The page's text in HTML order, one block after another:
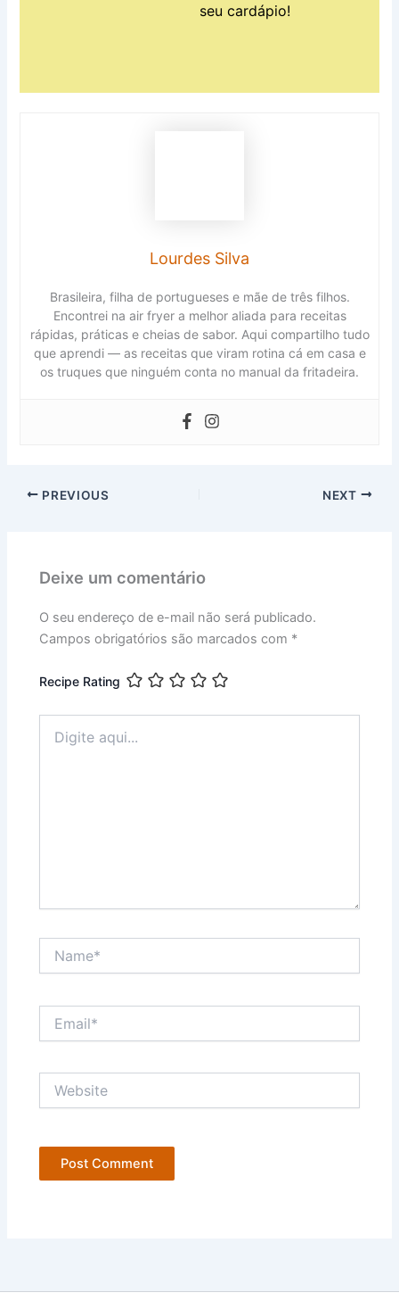
seu cardápio!
Lourdes Silva
Brasileira, filha de portugueses e mãe de três filhos.
Encontrei na air fryer a melhor aliada para receitas
rápidas, práticas e cheias de sabor. Aqui compartilho tudo
que aprendi — as receitas que viram rotina cá em casa e
os truques que ninguém conta no manual da fritadeira.
PREVIOUS NEXT
Deixe um comentário
O seu endereço de e-mail não será publicado.
Campos obrigatórios são marcados com *
Recipe Rating
aqui...